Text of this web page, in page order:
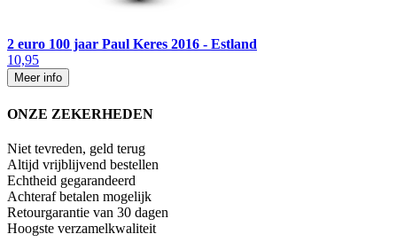
2 euro 100 jaar Paul Keres 2016 - Estland
10,95
Meer info
ONZE ZEKERHEDEN
Niet tevreden, geld terug
Altijd vrijblijvend bestellen
Echtheid gegarandeerd
Achteraf betalen mogelijk
Retourgarantie van 30 dagen
Hoogste verzamelkwaliteit